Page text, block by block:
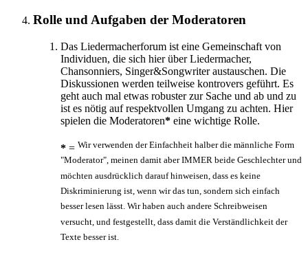
Rolle und Aufgaben der Moderatoren
Das Liedermacherforum ist eine Gemeinschaft von
Individuen, die sich hier über Liedermacher,
Chansonniers, Singer&Songwriter austauschen. Die
Diskussionen werden teilweise kontrovers geführt. Es
geht auch mal etwas robuster zur Sache und ab und zu
ist es nötig auf respektvollen Umgang zu achten. Hier
spielen die Moderatoren* eine wichtige Rolle.
* = Wir verwenden der Einfachheit halber die männliche Form
"Moderator", meinen damit aber IMMER beide Geschlechter und
möchten ausdrücklich darauf hinweisen, dass es keine
Diskriminierung ist, wenn wir das tun, sondern sich einfach
besser lesen lässt. Wir haben auch andere Schreibweisen
versucht, und festgestellt, dass damit die Verständlichkeit der
Texte besser ist.